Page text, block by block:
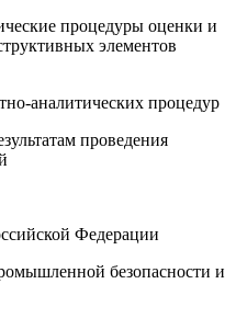
процедуры оценки и
элементов
аналитических процедур
проведения
Федерации
безопасности и